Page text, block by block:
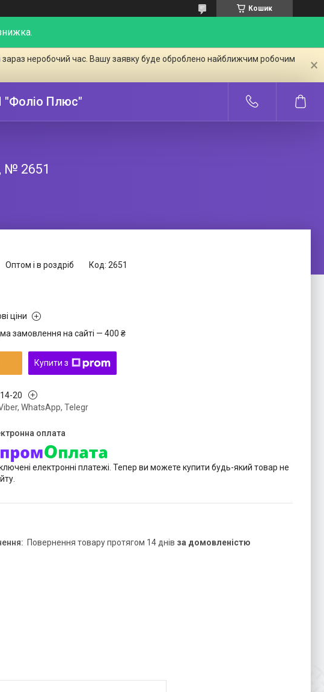
Кошик
зараз неробочий час. Вашу заявку буде оброблено найближчим робочим
"Фоліо Плюс"
№ 2651
Оптом і в роздріб Код: 2651
ціни
замовлення на сайті — 400 ₴
Купити з
20
WhatsApp, Telegr
електронні платежі. Тепер ви можете купити будь-який товар не
повернення товару протягом 14 днів за домовленістю